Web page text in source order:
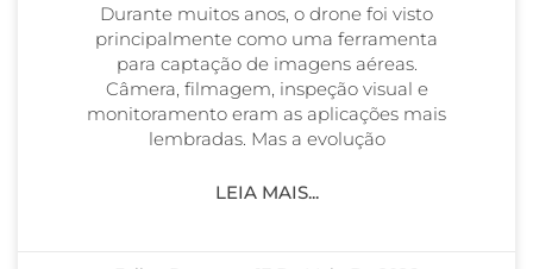
Durante muitos anos, o drone foi visto
principalmente como uma ferramenta
para captação de imagens aéreas.
Câmera, filmagem, inspeção visual e
monitoramento eram as aplicações mais
lembradas. Mas a evolução
LEIA MAIS...